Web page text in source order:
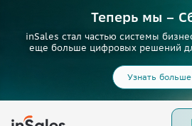
Теперь мы –
inSales стал частью системы
еще больше цифровых решений
Узнать больше